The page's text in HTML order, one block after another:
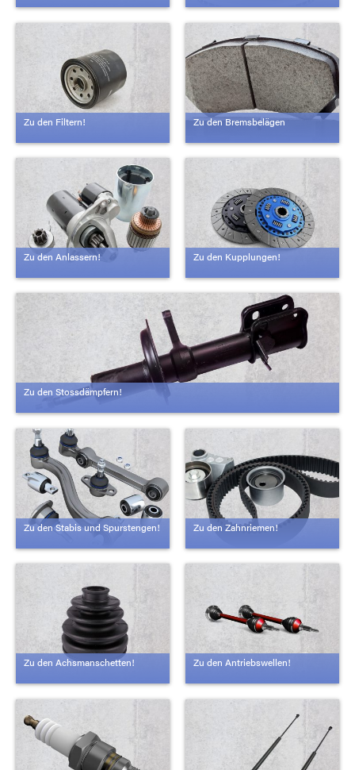
Zu den Filtern! Zu den Bremsbelägen
Zu den Anlassern! Zu den Kupplungen!
Zu den Stossdämpfern!
Zu den Stabis und Spurstengen! Zu den Zahnriemen!
Zu den Achsmanschetten! Zu den Antriebswellen!